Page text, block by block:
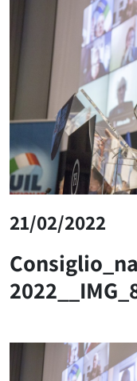
21/02/2022